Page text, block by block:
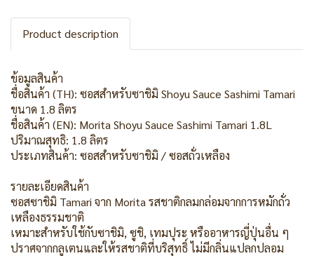
Product description
ข้อมูลสินค้า
ชื่อสินค้า (TH): ซอสสำหรับซาชิมิ Shoyu Sauce Sashimi Tamari
ขนาด 1.8 ลิตร
ชื่อสินค้า (EN): Morita Shoyu Sauce Sashimi Tamari 1.8L
ปริมาณสุทธิ: 1.8 ลิตร
ประเภทสินค้า: ซอสสำหรับซาชิมิ / ซอสถั่วเหลือง
รายละเอียดสินค้า
ซอสซาชิมิ Tamari จาก Morita รสชาติกลมกล่อมจากการหมักถั่ว
เหลืองธรรมชาติ
เหมาะสำหรับใช้กับซาชิมิ, ซูชิ, เทมปุระ หรืออาหารญี่ปุ่นอื่น ๆ
ปราศจากกลูเตนและให้รสชาติที่บริสุทธิ์ ไม่มีกลิ่นแปลกปลอม